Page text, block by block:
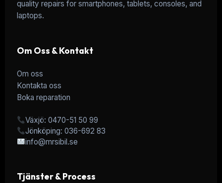
quality repairs for smartphones, tablets, consoles, and
laptops.
Om Oss & Kontakt
Om oss
Kontakta oss
Boka reparation
Växjö: 0470-51 50 99
Jönköping: 036-692 83
info@mrsibil.se
Tjänster & Process